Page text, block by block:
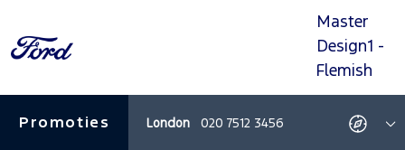
naar
naar
naar
naar
Master
Design1 -
Flemish
Promoties
Promoties London 020 7512 3456